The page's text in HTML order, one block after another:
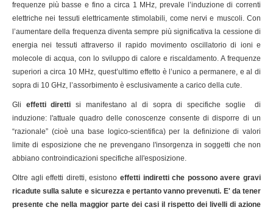
frequenze più basse e fino a circa 1 MHz, prevale l’induzione di correnti
elettriche nei tessuti elettricamente stimolabili, come nervi e muscoli. Con
l’aumentare della frequenza diventa sempre più significativa la cessione di
energia nei tessuti attraverso il rapido movimento oscillatorio di ioni e
molecole di acqua, con lo sviluppo di calore e riscaldamento. A frequenze
superiori a circa 10 MHz, quest’ultimo effetto è l’unico a permanere, e al di
sopra di 10 GHz, l’assorbimento è esclusivamente a carico della cute.
Gli effetti direttisi manifestano al di sopra di specifiche soglie di
induzione: l'attuale quadro delle conoscenze consente di disporre di un
“razionale” (cioè una base logico-scientifica) per la definizione di valori
limite di esposizione che ne prevengano l'insorgenza in soggetti che non
abbiano controindicazioni specifiche all'esposizione.
Oltre agli effetti diretti, esistono effetti indiretti che possono avere gravi
ricadute sulla salute e sicurezza e pertanto vanno prevenuti. E' da tener
presente che nella maggior parte dei casi il rispetto dei livelli di azione